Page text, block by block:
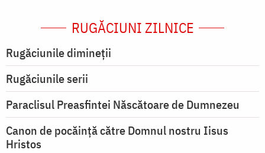
RUGĂCIUNI ZILNICE
Rugăciunile dimineții
Rugăciunile serii
Paraclisul Preasfintei Născătoare de Dumnezeu
Canon de pocăință către Domnul nostru Iisus
Hristos